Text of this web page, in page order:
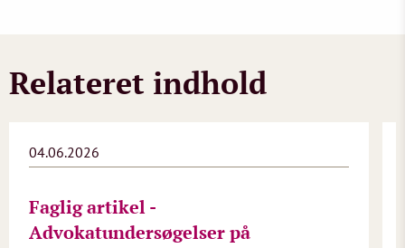
Relateret indhold
04.06.2026
Faglig artikel -
Advokatundersøgelser på